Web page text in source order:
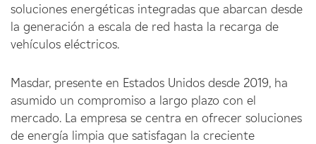
soluciones energéticas integradas que abarcan desde
la generación a escala de red hasta la recarga de
vehículos eléctricos.
Masdar, presente en Estados Unidos desde 2019, ha
asumido un compromiso a largo plazo con el
mercado. La empresa se centra en ofrecer soluciones
de energía limpia que satisfagan la creciente